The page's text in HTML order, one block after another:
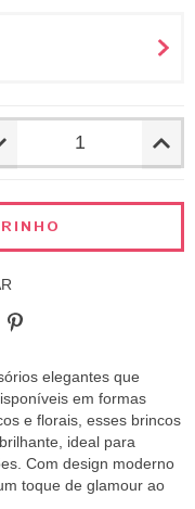
elegantes que
em formas
e florais, esses brincos
ideal para
Com design moderno
toque de glamour ao